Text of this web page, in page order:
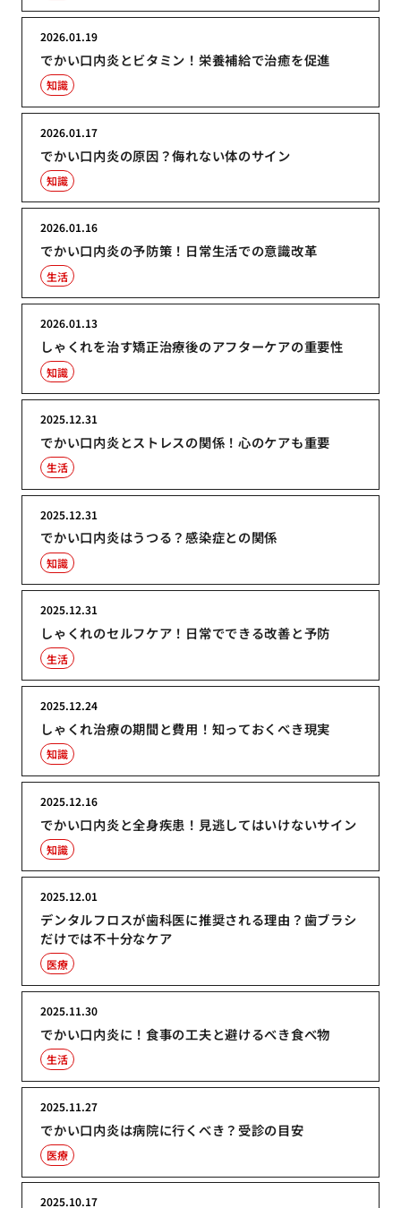
でかい口内炎とビタミン！栄養補給で治癒を促進
2026.01.19
知識
でかい口内炎の原因？侮れない体のサイン
2026.01.17
知識
でかい口内炎の予防策！日常生活での意識改革
2026.01.16
生活
しゃくれを治す矯正治療後のアフターケアの重要性
2026.01.13
知識
でかい口内炎とストレスの関係！心のケアも重要
2025.12.31
生活
でかい口内炎はうつる？感染症との関係
2025.12.31
知識
しゃくれのセルフケア！日常でできる改善と予防
2025.12.31
生活
しゃくれ治療の期間と費用！知っておくべき現実
2025.12.24
知識
でかい口内炎と全身疾患！見逃してはいけないサイン
2025.12.16
知識
デンタルフロスが歯科医に推奨される理由？歯ブラシ
だけでは不十分なケア
2025.12.01
医療
でかい口内炎に！食事の工夫と避けるべき食べ物
2025.11.30
生活
でかい口内炎は病院に行くべき？受診の目安
2025.11.27
医療
2025.10.17